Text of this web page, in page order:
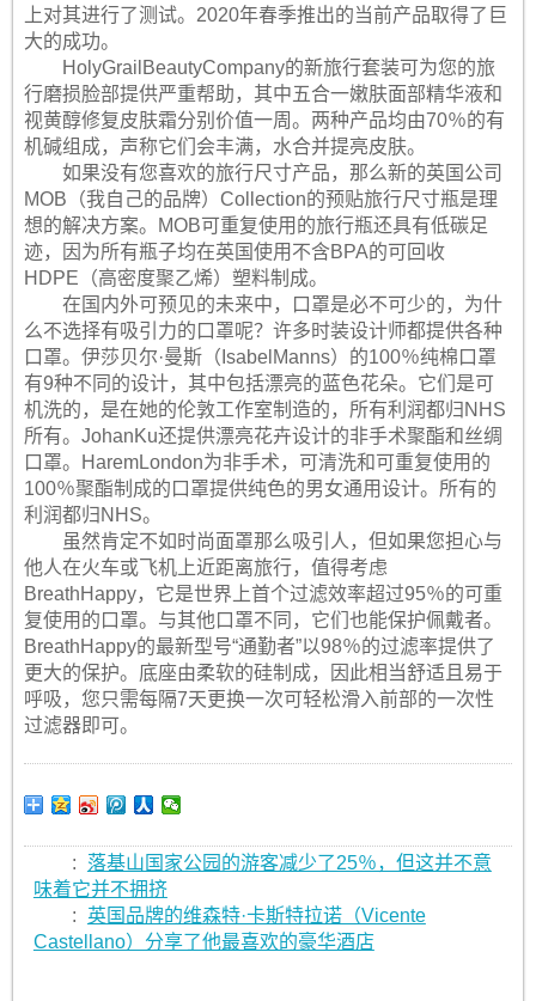
上对其进行了测试。2020年春季推出的当前产品取得了巨
大的成功。
HolyGrailBeautyCompany的新旅行套装可为您的旅
行磨损脸部提供严重帮助，其中五合一嫩肤面部精华液和
视黄醇修复皮肤霜分别价值一周。两种产品均由70％的有
机碱组成，声称它们会丰满，水合并提亮皮肤。
如果没有您喜欢的旅行尺寸产品，那么新的英国公司
MOB（我自己的品牌）Collection的预贴旅行尺寸瓶是理
想的解决方案。MOB可重复使用的旅行瓶还具有低碳足
迹，因为所有瓶子均在英国使用不含BPA的可回收
HDPE（高密度聚乙烯）塑料制成。
在国内外可预见的未来中，口罩是必不可少的，为什
么不选择有吸引力的口罩呢？许多时装设计师都提供各种
口罩。伊莎贝尔·曼斯（IsabelManns）的100％纯棉口罩
有9种不同的设计，其中包括漂亮的蓝色花朵。它们是可
机洗的，是在她的伦敦工作室制造的，所有利润都归NHS
所有。JohanKu还提供漂亮花卉设计的非手术聚酯和丝绸
口罩。HaremLondon为非手术，可清洗和可重复使用的
100％聚酯制成的口罩提供纯色的男女通用设计。所有的
利润都归NHS。
虽然肯定不如时尚面罩那么吸引人，但如果您担心与
他人在火车或飞机上近距离旅行，值得考虑
BreathHappy，它是世界上首个过滤效率超过95％的可重
复使用的口罩。与其他口罩不同，它们也能保护佩戴者。
BreathHappy的最新型号“通勤者”以98％的过滤率提供了
更大的保护。底座由柔软的硅制成，因此相当舒适且易于
呼吸，您只需每隔7天更换一次可轻松滑入前部的一次性
过滤器即可。
:
落基山国家公园的游客减少了25％，但这并不意
味着它并不拥挤
:
英国品牌的维森特·卡斯特拉诺（Vicente
Castellano）分享了他最喜欢的豪华酒店